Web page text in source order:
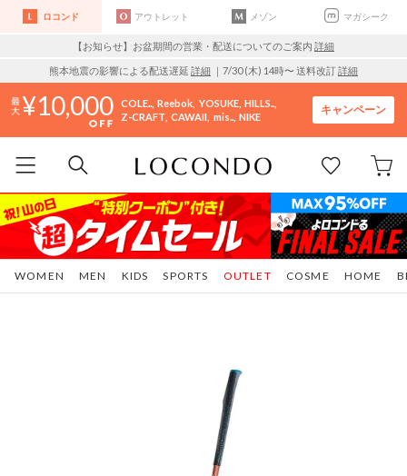
ロコンド アウトレット メゾン マガシーク
【お知らせ】お盆期間の営業・配送についてのご案内 詳細
熊本地震の影響による配送遅延 詳細 ｜7/30 (木) 14時〜 送料改訂詳細
10,000 COLE.. Reebok YOSUKE HILLS..
Z-CRAFT CAWAII mis.. NIKE
キャンペーン
WOMEN MEN KIDS SPORTS COSME HOME
OUTLET